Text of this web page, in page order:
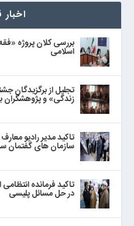
بررسی کلان پروژه
اسلامی
تجلیل از برگزیدگان
زندگی» و پژوهشگران
تاکید مدیر رادیو
سازمان های گفتمان
تاکید فرمانده
در حل مسائل پلیسی